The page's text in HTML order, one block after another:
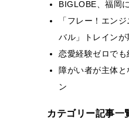
BIGLOBE、福岡
「フレー！エン
バル」トレイン
恋愛経験ゼロで
障がい者が主体
ン
カテゴリー記事一